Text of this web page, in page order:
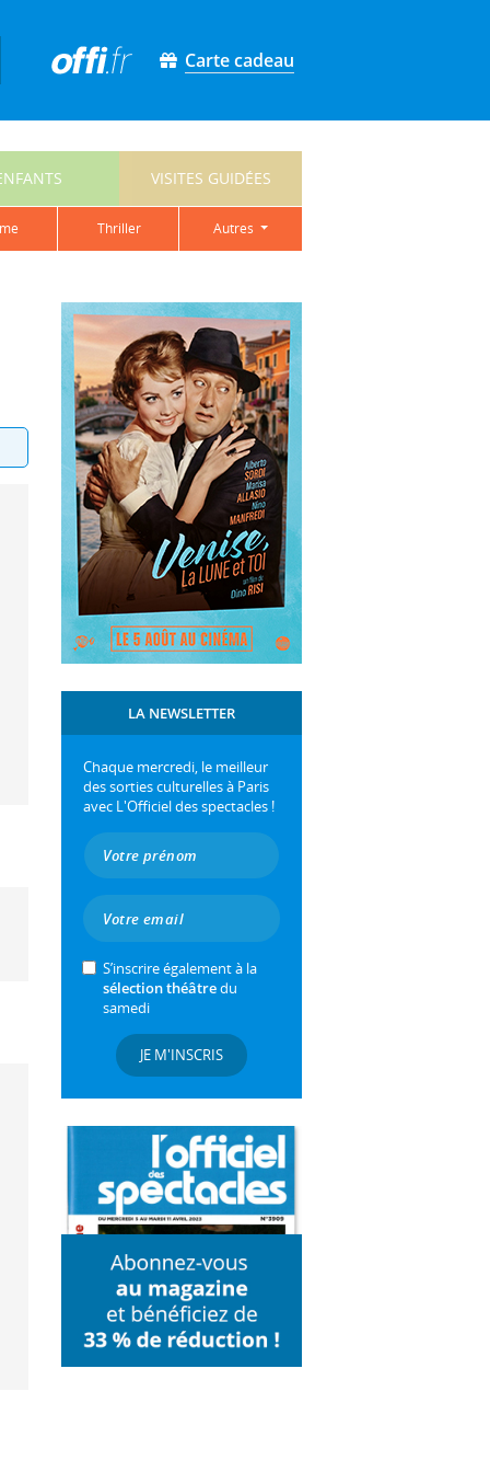
Carte cadeau
VISITES GUIDÉES
thriller autres
LA NEWSLETTER
Chaque mercredi, le meilleur
des sorties culturelles à Paris
avec L'Officiel des spectacles !
S’inscrire également à la
sélection théâtredu
samedi
JE M'INSCRIS